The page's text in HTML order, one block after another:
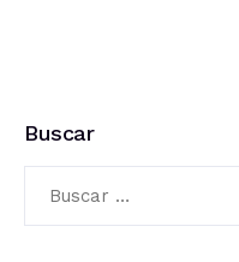
Buscar